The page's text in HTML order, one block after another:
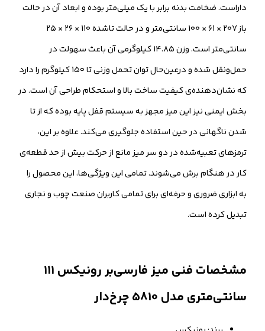
داراست. ضخامت بدنه برابر با یک میلی‌متر بوده و ابعاد آن در حالت
باز ۲۰۷ × ۶۱ × ۱۰۰ سانتی‌متر و در حالت تاشده ۱۱۰ × ۲۶ × ۲۵
سانتی‌متر است. وزن ۱۴.۸۵ کیلوگرمی آن باعث سهولت در
حمل‌ونقل شده و درعین‌حال توان تحمل وزنی تا ۱۵۰ کیلوگرم را دارد
که نشان‌دهنده‌ی کیفیت ساخت بالا و استحکام طراحی آن است. در
بخش ایمنی نیز این میز مجهز به سیستم قفل پایه بوده که از تا
شدن ناگهانی در حین استفاده جلوگیری می‌کند. علاوه بر این،
ترمزهای تعبیه‌شده در دو سر میز مانع از حرکت بیش از حد قطعه‌ی
کار در هنگام برش می‌شوند. تمامی این ویژگی‌ها، این محصول را
به ابزاری ضروری و حرفه‌ای برای تمامی کاربران صنعت چوب و نجاری
تبدیل کرده است.
مشخصات فنی میز فارسی‌بر رونیکس ۱۱۱
سانتی‌متری مدل 5810 چرخ‌دار